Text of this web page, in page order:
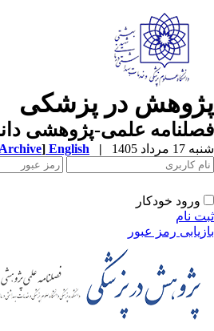
پژوهش در پزشکی
فصلنامه علمی-پژوهشی
شنبه 17 مرداد 1405 |
English
Archive]
ورود خودکار
ثبت نام
بازیابی رمز عبور